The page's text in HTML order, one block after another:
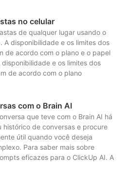
no celular
de qualquer lugar usando o
A disponibilidade e os limites dos
de acordo com o plano e o papel
e os limites dos
de acordo com o plano
com o Brain AI
que teve com o Brain AI há
histórico de conversas e procure
útil quando você deseja
Para saber mais sobre
eficazes para o ClickUp AI. A